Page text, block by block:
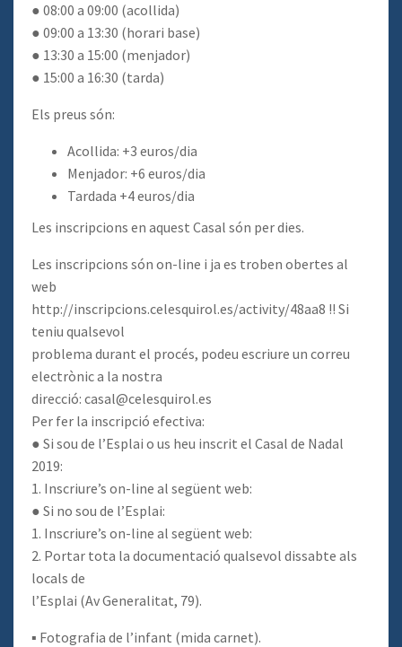
● 08:00 a 09:00 (acollida)
● 09:00 a 13:30 (horari base)
● 13:30 a 15:00 (menjador)
● 15:00 a 16:30 (tarda)
Els preus són:
Acollida: +3 euros/dia
Menjador: +6 euros/dia
Tardada +4 euros/dia
Les inscripcions en aquest Casal són per dies.
Les inscripcions són on-line i ja es troben obertes al
web
http://inscripcions.celesquirol.es/activity/48aa8 !! Si
teniu qualsevol
problema durant el procés, podeu escriure un correu
electrònic a la nostra
direcció: casal@celesquirol.es
Per fer la inscripció efectiva:
● Si sou de l’Esplai o us heu inscrit el Casal de Nadal
2019:
1. Inscriure’s on-line al següent web:
● Si no sou de l’Esplai:
1. Inscriure’s on-line al següent web:
2. Portar tota la documentació qualsevol dissabte als
locals de
l’Esplai (Av Generalitat, 79).
▪ Fotografia de l’infant (mida carnet).